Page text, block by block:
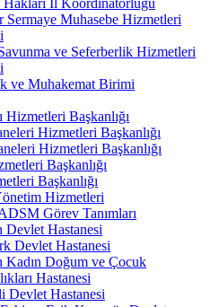
Sermaye Muhasebe Hizmetleri
ve Seferberlik Hizmetleri
ve Muhakemat Birimi
Hizmetleri Başkanlığı
Hizmetleri Başkanlığı
Hizmetleri Başkanlığı
Başkanlığı
Başkanlığı
Hizmetleri
Görev Tanımları
Devlet Hastanesi
Devlet Hastanesi
Kadın Doğum ve Çocuk
Hastanesi
Devlet Hastanesi